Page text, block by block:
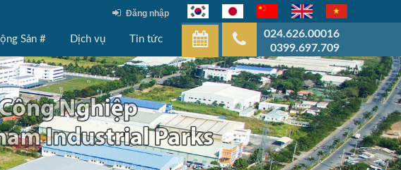
Đăng nhập
024.626.00016
0399.697.709
Sản # Dịch vụ Tin tức